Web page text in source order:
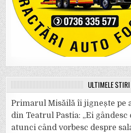
ULTIMELE ȘTIRI
Primarul Misăilă îi jignește pe
din Teatrul Pastia: „Ei
atunci când vorbesc despre